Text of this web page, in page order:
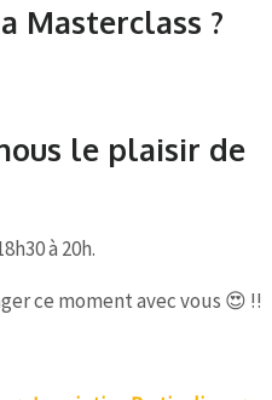
Masterclass ?
le plaisir de
à 20h.
ce moment avec vous 😍 !!